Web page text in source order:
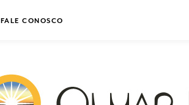
FALE CONOSCO